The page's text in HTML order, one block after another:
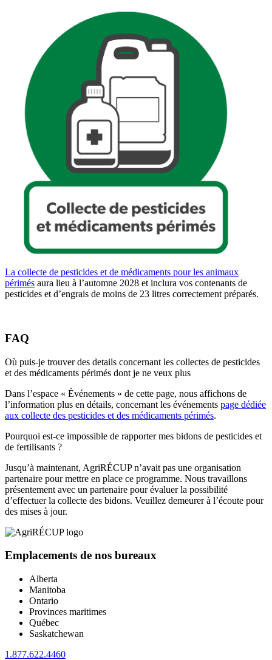
La collecte de pesticides et de médicaments pour les animaux
périmés aura lieu à l’automne 2028 et inclura vos contenants de
pesticides et d’engrais de moins de 23 litres correctement préparés.
FAQ
Où puis-je trouver des details concernant les collectes de pesticides
et des médicaments périmés dont je ne veux plus
Dans l’espace « Événements » de cette page, nous affichons de
l’information plus en détails, concernant les événements page dédiée
aux collecte des pesticides et des médicaments périmés.
Pourquoi est-ce impossible de rapporter mes bidons de pesticides et
de fertilisants ?
Jusqu’à maintenant, AgriRÉCUP n’avait pas une organisation
partenaire pour mettre en place ce programme. Nous travaillons
présentement avec un partenaire pour évaluer la possibilité
d’effectuer la collecte des bidons. Veuillez demeurer à l’écoute pour
des mises à jour.
Emplacements de nos bureaux
Alberta
Manitoba
Ontario
Provinces maritimes
Québec
Saskatchewan
1.877.622.4460